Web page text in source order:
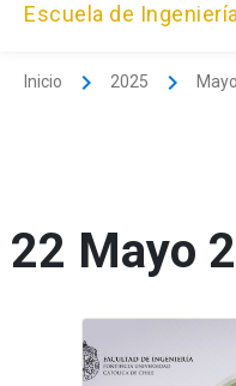
Escuela de Ingeniería
Inicio 2025 Mayo
22 Mayo
Casassus